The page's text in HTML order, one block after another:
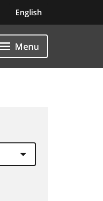
English
Menu